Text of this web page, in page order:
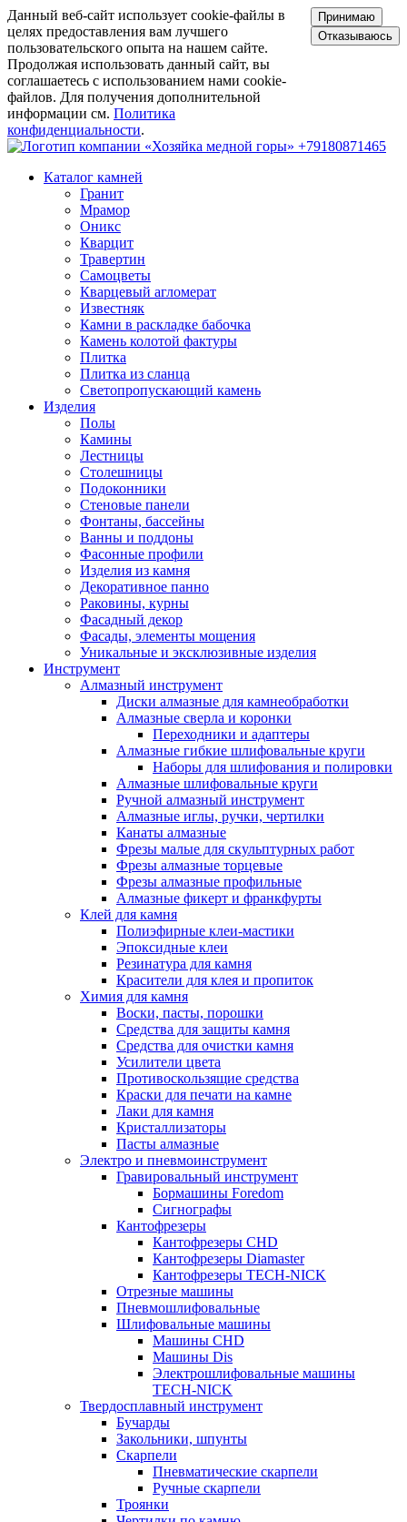
Данный веб-сайт использует cookie-файлы в
целях предоставления вам лучшего
пользовательского опыта на нашем сайте.
Продолжая использовать данный сайт, вы
соглашаетесь с использованием нами cookie-
файлов. Для получения дополнительной
информации см. Политика
конфиденциальности.
Принимаю
Отказываюсь
+79180871465
Каталог камней
Гранит
Мрамор
Оникс
Кварцит
Травертин
Самоцветы
Кварцевый агломерат
Известняк
Камни в раскладке бабочка
Камень колотой фактуры
Плитка
Плитка из сланца
Светопропускающий камень
Изделия
Полы
Камины
Лестницы
Столешницы
Подоконники
Стеновые панели
Фонтаны, бассейны
Ванны и поддоны
Фасонные профили
Изделия из камня
Декоративное панно
Раковины, курны
Фасадный декор
Фасады, элементы мощения
Уникальные и эксклюзивные изделия
Инструмент
Алмазный инструмент
Диски алмазные для камнеобработки
Алмазные сверла и коронки
Переходники и адаптеры
Алмазные гибкие шлифовальные круги
Наборы для шлифования и полировки
Алмазные шлифовальные круги
Ручной алмазный инструмент
Алмазные иглы, ручки, чертилки
Канаты алмазные
Фрезы малые для скульптурных работ
Фрезы алмазные торцевые
Фрезы алмазные профильные
Алмазные фикерт и франкфурты
Клей для камня
Полиэфирные клеи-мастики
Эпоксидные клеи
Резинатура для камня
Красители для клея и пропиток
Химия для камня
Воски, пасты, порошки
Средства для защиты камня
Средства для очистки камня
Усилители цвета
Противоскользящие средства
Краски для печати на камне
Лаки для камня
Кристаллизаторы
Пасты алмазные
Электро и пневмоинструмент
Гравировальный инструмент
Бормашины Foredom
Сигнографы
Кантофрезеры
Кантофрезеры CHD
Кантофрезеры Diamaster
Кантофрезеры TECH-NICK
Отрезные машины
Пневмошлифовальные
Шлифовальные машины
Машины CHD
Машины Dis
Электрошлифовальные машины
TECH-NICK
Твердосплавный инструмент
Бучарды
Закольники, шпунты
Скарпели
Пневматические скарпели
Ручные скарпели
Троянки